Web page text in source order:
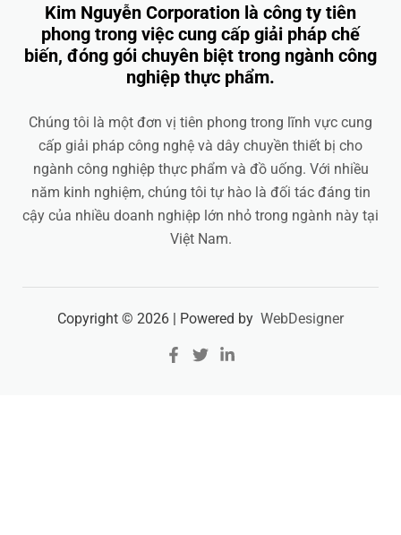
Kim Nguyễn Corporation là công ty tiên
phong trong việc cung cấp giải pháp chế
biến, đóng gói chuyên biệt trong ngành công
nghiệp thực phẩm.
Chúng tôi là một đơn vị tiên phong trong lĩnh vực cung
cấp giải pháp công nghệ và dây chuyền thiết bị cho
ngành công nghiệp thực phẩm và đồ uống. Với nhiều
năm kinh nghiệm, chúng tôi tự hào là đối tác đáng tin
cậy của nhiều doanh nghiệp lớn nhỏ trong ngành này tại
Việt Nam.
Copyright © 2026 | Powered by WebDesigner